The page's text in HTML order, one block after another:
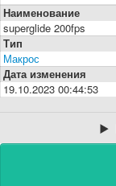
Форум
Наименование
superglide 200fps
Тип
Макрос
Дата изменения
19.10.2023 00:44:53